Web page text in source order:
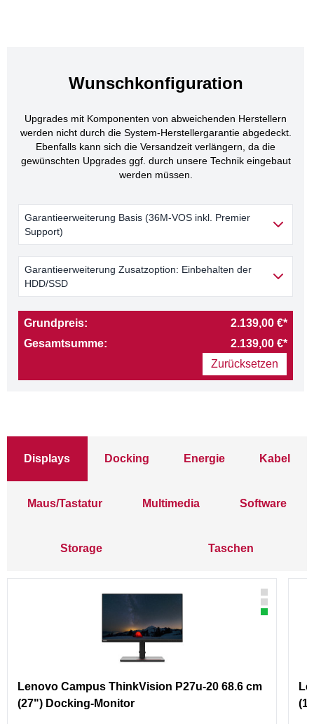
Wunschkonfiguration
Upgrades mit Komponenten von abweichenden Herstellern
werden nicht durch die System-Herstellergarantie abgedeckt.
Ebenfalls kann sich die Versandzeit verlängern, da die
gewünschten Upgrades ggf. durch unsere Technik eingebaut
werden müssen.
Garantieerweiterung Basis (36M-VOS inkl. Premier
Support)
Garantieerweiterung Zusatzoption: Einbehalten der
HDD/SSD
Grundpreis:
2.139,00 €*
Gesamtsumme:
2.139,00 €*
Zurücksetzen
Displays Docking Energie Kabel
Maus/Tastatur Multimedia Software
Storage Taschen
Lenovo Campus ThinkVision P27u-20 68.6 cm
(27") Docking-Monitor